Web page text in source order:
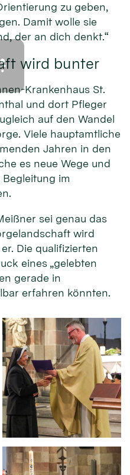
zu geben,
Damit wolle sie
der an dich denkt.“
wird bunter
Krankenhaus St.
und dort Pfleger
auf den Wandel
Viele hauptamtliche
Jahren in den
es neue Wege und
im
sei genau das
wird
Die qualifizierten
eines „gelebten
gerade in
erfahren könnten.